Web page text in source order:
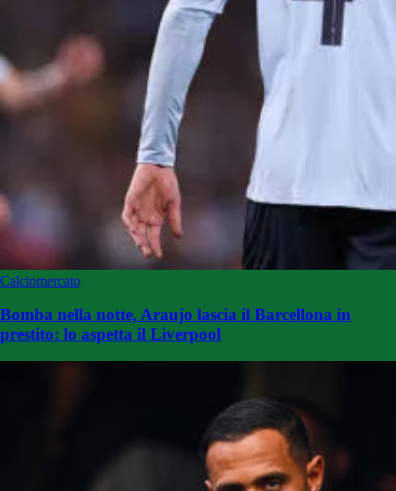
Calciomercato
Bomba nella notte, Araujo lascia il Barcellona in
prestito: lo aspetta il Liverpool